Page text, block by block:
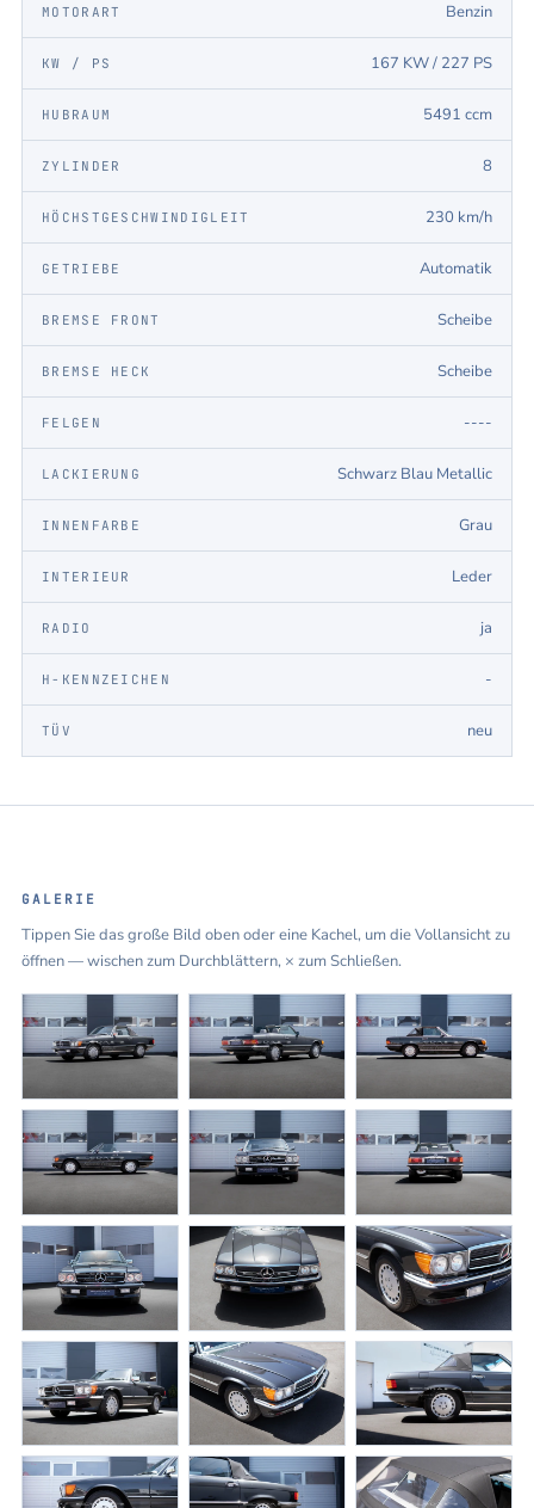
MOTORART Benzin
KW / PS 167 KW / 227 PS
HUBRAUM 5491 ccm
ZYLINDER 8
HÖCHSTGESCHWINDIGLEIT 230 km/h
GETRIEBE Automatik
BREMSE FRONT Scheibe
BREMSE HECK Scheibe
FELGEN ----
LACKIERUNG Schwarz Blau Metallic
INNENFARBE Grau
INTERIEUR Leder
RADIO ja
H-KENNZEICHEN -
TÜV neu
GALERIE
Tippen Sie das große Bild oben oder eine Kachel, um die Vollansicht zu
öffnen — wischen zum Durchblättern, × zum Schließen.